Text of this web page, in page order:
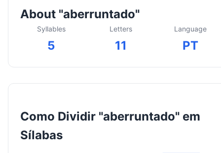
About "aberruntado"
Syllables
5
Letters
11
Language
PT
Como Dividir "aberruntado" em
Sílabas